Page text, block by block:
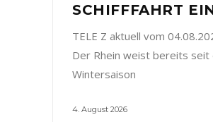
SCHIFFFAHRT
TELE Z aktuell vom
Der Rhein weist bereits seit
Wintersaison
4. August 2026